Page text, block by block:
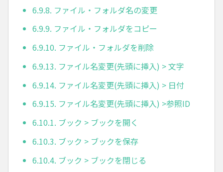
6.9.8. ファイル・フォルダ名の変更
6.9.9. ファイル・フォルダをコピー
6.9.10. ファイル・フォルダを削除
6.9.13. ファイル名変更(先頭に挿入) > 文字
6.9.14. ファイル名変更(先頭に挿入) > 日付
6.9.15. ファイル名変更(先頭に挿入) >参照ID
6.10.1. ブック > ブックを開く
6.10.3. ブック > ブックを保存
6.10.4. ブック > ブックを閉じる